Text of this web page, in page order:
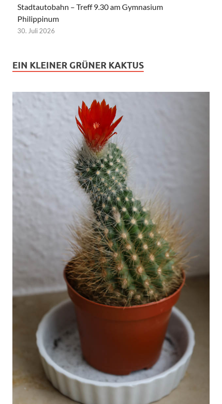
Stadtautobahn – Treff 9.30 am Gymnasium
Philippinum
30. Juli 2026
EIN KLEINER GRÜNER KAKTUS